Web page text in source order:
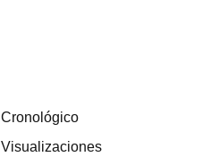
Cronológico
Visualizaciones